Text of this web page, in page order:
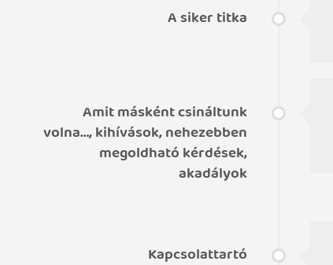
A siker titka
Amit másként csináltunk
volna…, kihívások, nehezebben
megoldható kérdések,
akadályok
Kapcsolattartó